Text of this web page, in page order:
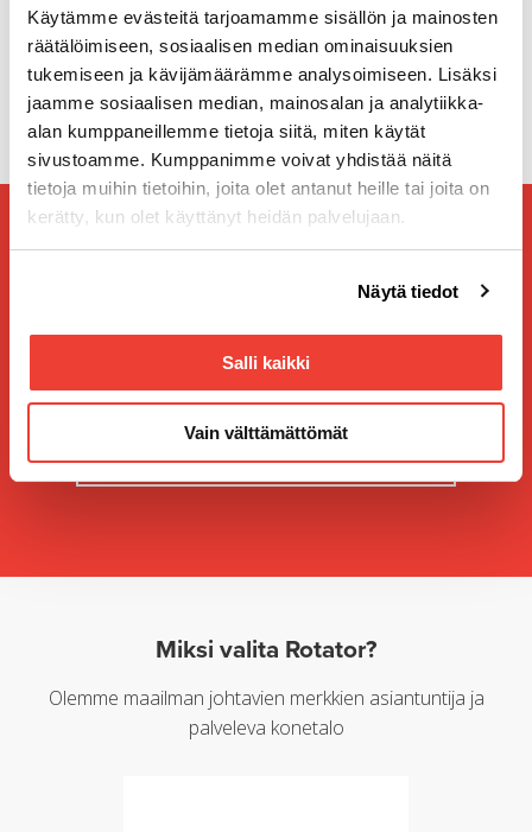
Käytämme evästeitä tarjoamamme sisällön ja mainosten
räätälöimiseen, sosiaalisen median ominaisuuksien
tukemiseen ja kävijämäärämme analysoimiseen. Lisäksi
jaamme sosiaalisen median, mainosalan ja analytiikka-
alan kumppaneillemme tietoja siitä, miten käytät
sivustoamme. Kumppanimme voivat yhdistää näitä
tietoja muihin tietoihin, joita olet antanut heille tai joita on
kerätty, kun olet käyttänyt heidän palvelujaan.
linkistä.
Näytä tiedot
Salli kaikki
Vain välttämättömät
METSON MYYJÄT
Palvelemme siellä missä sinä olet
Etsi oman alueesi lähin toimipiste
HAKU
Miksi valita Rotator?
Olemme maailman johtavien merkkien asiantuntija ja
palveleva konetalo